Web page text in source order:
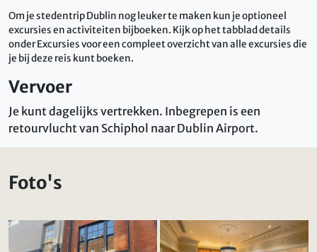
Om je stedentrip Dublin nog leuker te maken kun je optioneel
excursies en activiteiten bijboeken. Kijk op het tabblad details
onder Excursies voor een compleet overzicht van alle excursies die
je bij deze reis kunt boeken.
Vervoer
Je kunt dagelijks vertrekken. Inbegrepen is een
retourvlucht van Schiphol naar Dublin Airport.
Foto's